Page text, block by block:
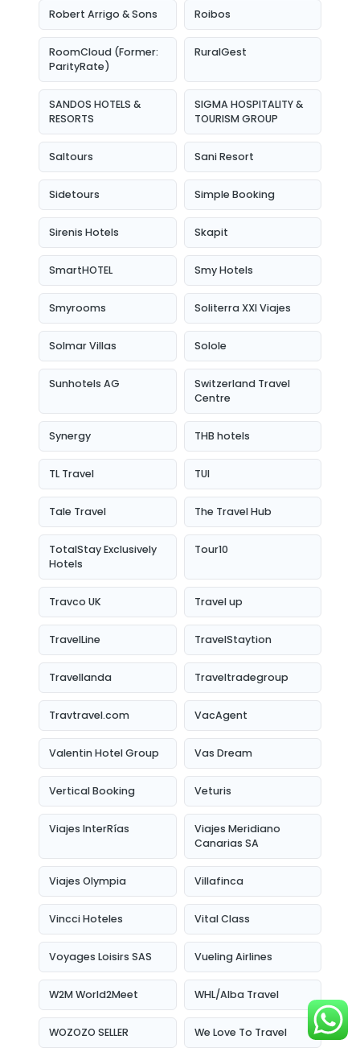
Robert Arrigo & Sons Roibos
RoomCloud (Former:
ParityRate)
RuralGest
SANDOS HOTELS &
RESORTS
SIGMA HOSPITALITY &
TOURISM GROUP
Saltours Sani Resort
Sidetours Simple Booking
Sirenis Hotels Skapit
SmartHOTEL Smy Hotels
Smyrooms Soliterra XXI Viajes
Solmar Villas Solole
Sunhotels AG
Switzerland Travel
Centre
Synergy THB hotels
TL Travel TUI
Tale Travel The Travel Hub
TotalStay Exclusively
Hotels
Tour10
Travco UK Travel up
TravelLine TravelStaytion
Travellanda Traveltradegroup
Travtravel.com VacAgent
Valentin Hotel Group Vas Dream
Vertical Booking Veturis
Viajes InterRías
Viajes Meridiano
Canarias SA
Viajes Olympia Villafinca
Vincci Hoteles Vital Class
Voyages Loisirs SAS Vueling Airlines
W2M World2Meet WHL/Alba Travel
WOZOZO SELLER We Love To Travel